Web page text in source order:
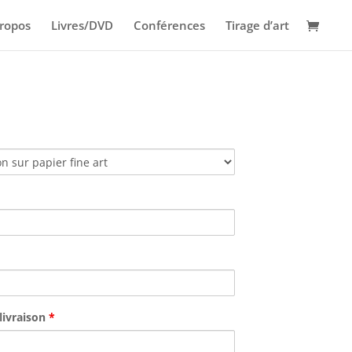
Livres/DVD Conférences Tirage d’art
*